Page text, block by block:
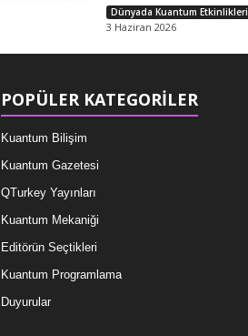
Dünyada Kuantum Etkinlikleri
3 Haziran 2026
POPÜLER KATEGORİLER
Kuantum Bilişim
Kuantum Gazetesi
QTurkey Yayınları
Kuantum Mekaniği
Editörün Seçtikleri
Kuantum Programlama
Duyurular